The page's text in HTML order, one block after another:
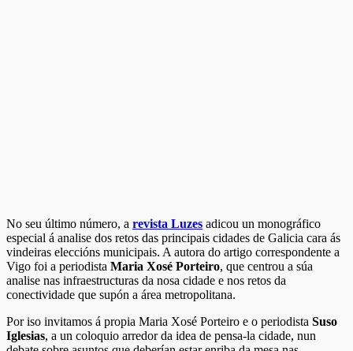
No seu último número, a revista Luzes adicou un monográfico
especial á analise dos retos das principais cidades de Galicia cara ás
vindeiras eleccións municipais. A autora do artigo correspondente a
Vigo foi a periodista Maria Xosé Porteiro, que centrou a súa
analise nas infraestructuras da nosa cidade e nos retos da
conectividade que supón a área metropolitana.
Por iso invitamos á propia Maria Xosé Porteiro e o periodista Suso
Iglesias, a un coloquio arredor da idea de pensa-la cidade, nun